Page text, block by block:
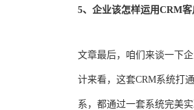
5、企业该怎样运用CRM
文章最后，咱们来谈一下
计来看，这套CRM系统打
系，都通过一套系统完美